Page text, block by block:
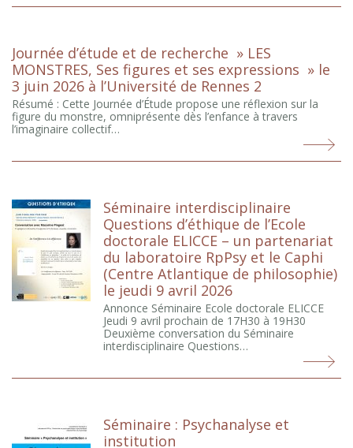
Journée d’étude et de recherche » LES
MONSTRES, Ses figures et ses expressions » le
3 juin 2026 à l’Université de Rennes 2
Résumé : Cette Journée d’Étude propose une réflexion sur la
figure du monstre, omniprésente dès l’enfance à travers
l’imaginaire collectif…
Séminaire interdisciplinaire
Questions d’éthique de l’Ecole
doctorale ELICCE – un partenariat
du laboratoire RpPsy et le Caphi
(Centre Atlantique de philosophie)
le jeudi 9 avril 2026
Annonce Séminaire Ecole doctorale ELICCE
Jeudi 9 avril prochain de 17H30 à 19H30
Deuxième conversation du Séminaire
interdisciplinaire Questions…
Séminaire : Psychanalyse et
institution